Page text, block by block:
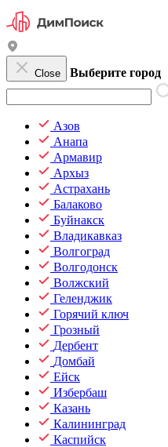
Close Выберите город
Азов
Анапа
Армавир
Архыз
Астрахань
Балаково
Буйнакск
Владикавказ
Волгоград
Волгодонск
Волжский
Геленджик
Горячий ключ
Грозный
Дербент
Домбай
Ейск
Избербаш
Казань
Калининград
Каспийск